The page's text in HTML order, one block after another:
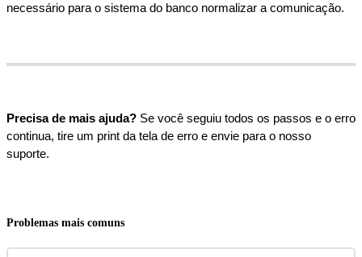
necessário para o sistema do banco normalizar a comunicação.
Precisa de mais ajuda? Se você seguiu todos os passos e o erro
continua, tire um print da tela de erro e envie para o nosso
suporte.
Problemas mais comuns